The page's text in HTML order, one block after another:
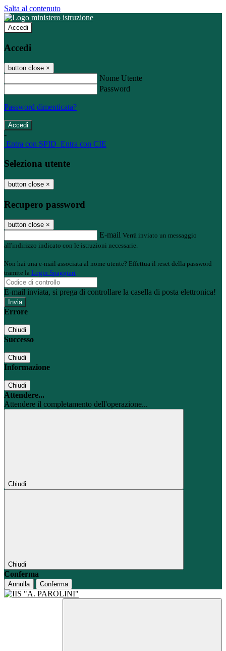
Salta al contenuto
Accedi
Accedi
button close ×
Nome Utente
Password
Password dimenticata?
-
Entra con SPID Entra con CIE
Seleziona utente
button close ×
Recupero password
button close ×
E-mail Verrà inviato un messaggio
all'indirizzo indicato con le istruzioni necessarie.
Non hai una e-mail associata al nome utente? Effettua il reset della password
tramite la Login Spaggiari
E-mail inviata, si prega di controllare la casella di posta elettronica!
Errore
Chiudi
Successo
Chiudi
Informazione
Chiudi
Attendere...
Attendere il completamento dell'operazione...
Chiudi
Chiudi
Conferma
Annulla Conferma